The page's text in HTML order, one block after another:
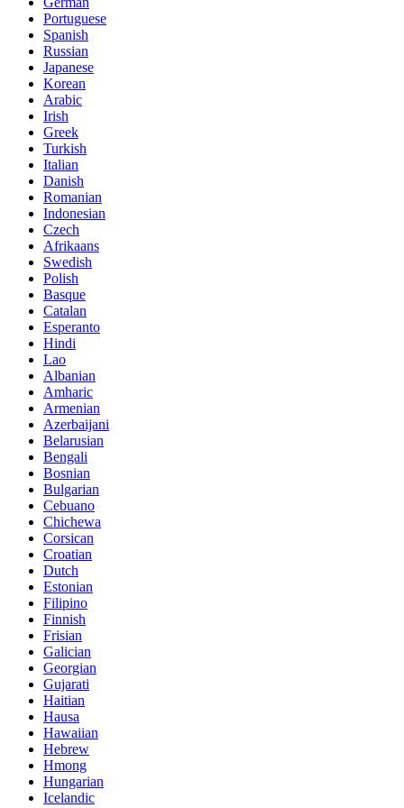
Portuguese
Spanish
Russian
Japanese
Korean
Arabic
Irish
Greek
Turkish
Italian
Danish
Romanian
Indonesian
Czech
Afrikaans
Swedish
Polish
Basque
Catalan
Esperanto
Hindi
Lao
Albanian
Amharic
Armenian
Azerbaijani
Belarusian
Bengali
Bosnian
Bulgarian
Cebuano
Chichewa
Corsican
Croatian
Dutch
Estonian
Filipino
Finnish
Frisian
Galician
Georgian
Gujarati
Haitian
Hausa
Hawaiian
Hebrew
Hmong
Hungarian
Icelandic